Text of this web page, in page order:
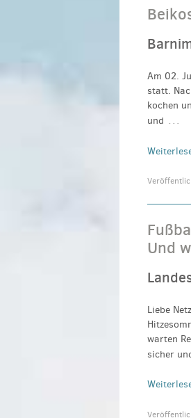
Am 02.
statt.
kochen
und …
Und
Liebe
warten
sicher